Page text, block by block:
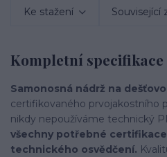
Ke stažení Související
Kompletní specifikace
Samonosná nádrž na
certifikovaného prvojakostního
nikdy nepoužíváme technický
všechny potřebné
technického osvědčení.